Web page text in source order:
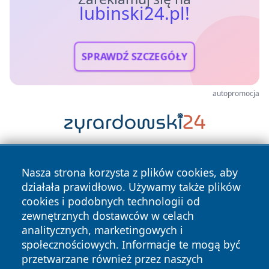
lubinski24.pl!
SPRAWDŹ SZCZEGÓŁY
autopromocja
Nasza strona korzysta z plików cookies, aby
działała prawidłowo. Używamy także plików
cookies i podobnych technologii od
zewnętrznych dostawców w celach
analitycznych, marketingowych i
społecznościowych. Informacje te mogą być
przetwarzane również przez naszych
Copyright © 2026 lubinski24.pl Wszystkie prawa zastrzeżone.